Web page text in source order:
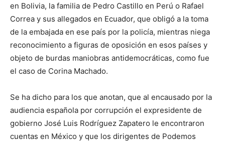
en Bolivia, la familia de Pedro Castillo en Perú o Rafael
Correa y sus allegados en Ecuador, que obligó a la toma
de la embajada en ese país por la policía, mientras niega
reconocimiento a figuras de oposición en esos países y
objeto de burdas maniobras antidemocráticas, como fue
el caso de Corina Machado.
Se ha dicho para los que anotan, que al encausado por la
audiencia española por corrupción el expresidente de
gobierno José Luis Rodríguez Zapatero le encontraron
cuentas en México y que los dirigentes de Podemos